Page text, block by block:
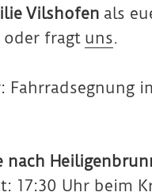
Vilshofen als
fragt uns.
Fahrradsegnung
nach
17:30 Uhr beim